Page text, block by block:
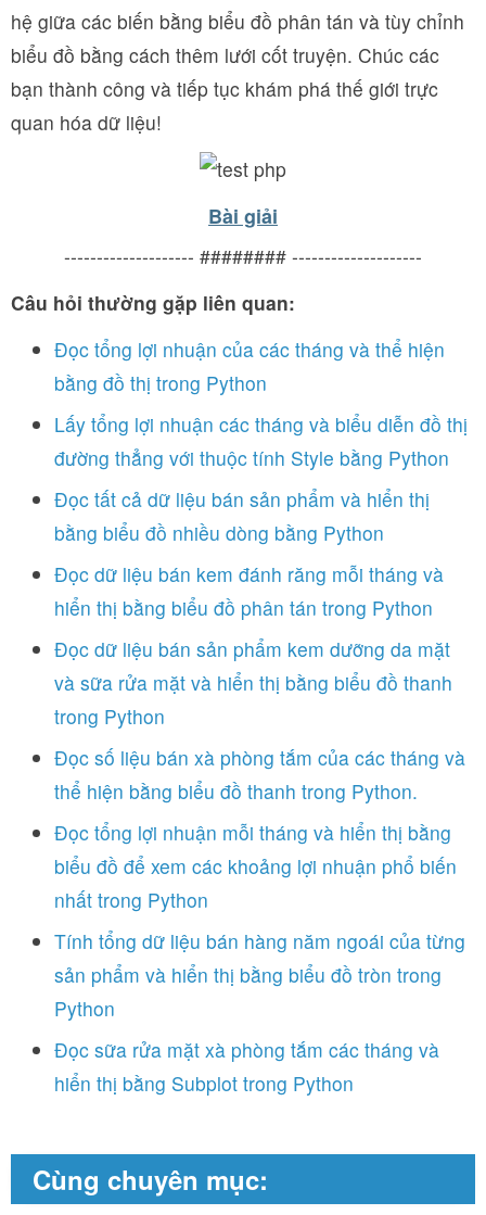
hệ giữa các biến bằng biểu đồ phân tán và tùy chỉnh
biểu đồ bằng cách thêm lưới cốt truyện. Chúc các
bạn thành công và tiếp tục khám phá thế giới trực
quan hóa dữ liệu!
Bài giải
-------------------- ######## --------------------
Câu hỏi thường gặp liên quan:
Đọc tổng lợi nhuận của các tháng và thể hiện
bằng đồ thị trong Python
Lấy tổng lợi nhuận các tháng và biểu diễn đồ thị
đường thẳng với thuộc tính Style bằng Python
Đọc tất cả dữ liệu bán sản phẩm và hiển thị
bằng biểu đồ nhiều dòng bằng Python
Đọc dữ liệu bán kem đánh răng mỗi tháng và
hiển thị bằng biểu đồ phân tán trong Python
Đọc dữ liệu bán sản phẩm kem dưỡng da mặt
và sữa rửa mặt và hiển thị bằng biểu đồ thanh
trong Python
Đọc số liệu bán xà phòng tắm của các tháng và
thể hiện bằng biểu đồ thanh trong Python.
Đọc tổng lợi nhuận mỗi tháng và hiển thị bằng
biểu đồ để xem các khoảng lợi nhuận phổ biến
nhất trong Python
Tính tổng dữ liệu bán hàng năm ngoái của từng
sản phẩm và hiển thị bằng biểu đồ tròn trong
Python
Đọc sữa rửa mặt xà phòng tắm các tháng và
hiển thị bằng Subplot trong Python
Cùng chuyên mục: